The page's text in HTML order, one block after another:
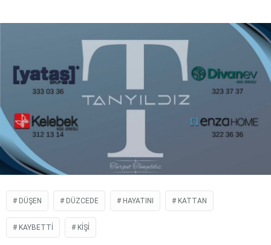
DÜŞEN DÜZCEDE HAYATINI KATTAN
KAYBETTİ KİŞİ